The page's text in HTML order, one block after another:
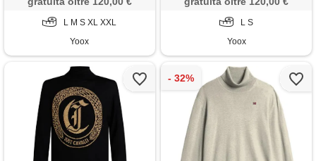
L M S XL XXL
Yoox
L S
Yoox